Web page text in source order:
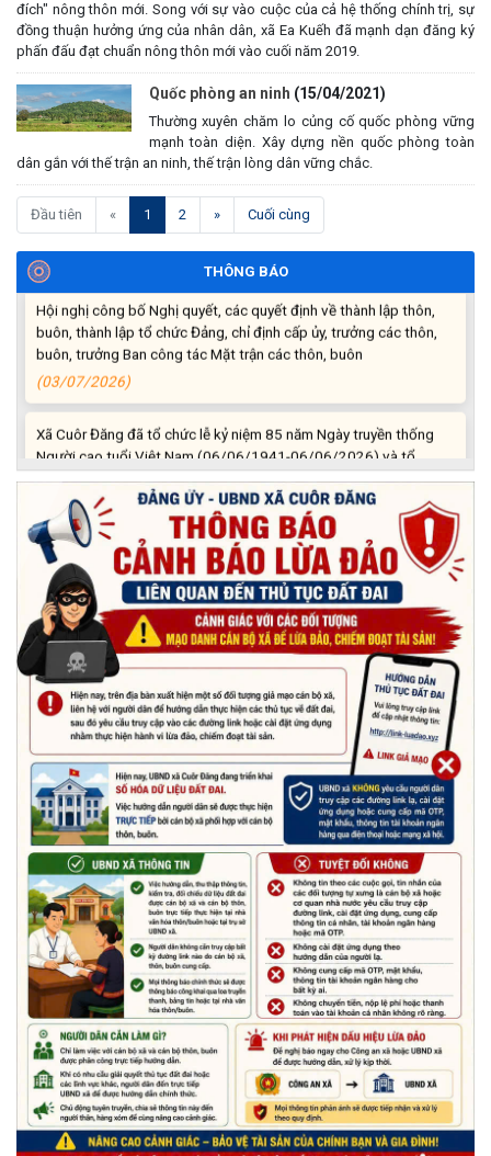
đích" nông thôn mới. Song với sự vào cuộc của cả hệ thống chính trị, sự
đồng thuận hưởng ứng của nhân dân, xã Ea Kuếh đã mạnh dạn đăng ký
phấn đấu đạt chuẩn nông thôn mới vào cuối năm 2019.
Quốc phòng an ninh (15/04/2021)
Thường xuyên chăm lo củng cố quốc phòng vững
mạnh toàn diện. Xây dựng nền quốc phòng toàn
dân gắn với thế trận an ninh, thế trận lòng dân vững chắc.
Đầu tiên « 1 (current)
2 » Cuối cùng
THÔNG BÁO
Thông báo về thực hiện Luật tương trợ tư pháp về dân sự và
các văn bản quy định chi tiết, hướng dẫn thi hành
(04/08/2026)
Thông báo cảnh báo lừa đảo liên quan đến thủ tục đất đai
Triển khai xây dựng mô hình “Trồng tái canh Cà phê Vối” năm
2026 tại các hộ nông dân trên địa bàn xã
Hội nghị công bố Nghị quyết, các quyết định về thành lập thôn,
buôn, thành lập tổ chức Đảng, chỉ định cấp ủy, trưởng các thôn,
buôn, trưởng Ban công tác Mặt trận các thôn, buôn
(03/07/2026)
Người cao tuổi Việt Nam (06/06/1941-06/06/2026) và tổ
(05/06/2026)
PHÁT ĐỘNG THAM GIA CUỘC THI “ỨNG DỤNG TRÍ TUỆ NHÂN
TẠO VÀO CUỘC SỐNG – AI FOR LIFE 2026” TRÊN ĐỊA BÀN
TỈNH ĐẮK LẮK
(29/05/2026)
Nhiệt liệt chào mừng Ngày Khoa học, Công nghệ và Đổi mới
sáng tạo Việt Nam 18/5"
(15/05/2026)
Chương trình đối thoại giữa lãnh đạo UBND xã với thanh niên,
thiếu nhi trên địa bàn xã năm 2026
(14/05/2026)
Chương trình kỷ niệm 85 năm ngày thành lập Đội TNTP Hồ Chí
Minh (15/05/1941 – 15/05/2026) và kỷ niệm 136 năm ngày
sinh Chủ tịch Hồ Chí Minh (19/05/1890 – 19/05/2026).
(14/05/2026)
Tuyển dụng lao động
(07/05/2026)
Thông báo về thực hiện Luật tương trợ tư pháp về dân sự và
các văn bản quy định chi tiết, hướng dẫn thi hành
(04/08/2026)